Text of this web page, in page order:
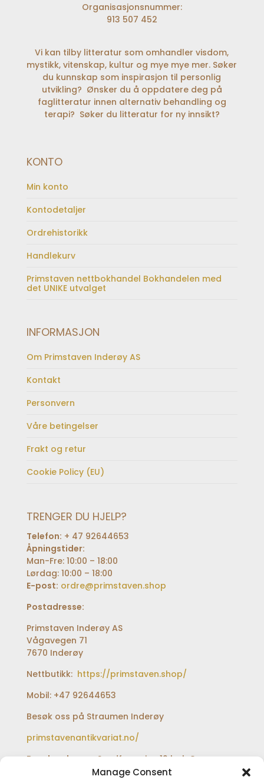
Manage Consent
Organisasjonsnummer:
913 507 452
Vi kan tilby litteratur som omhandler visdom,
mystikk, vitenskap, kultur og mye mye mer. Søker
du kunnskap som inspirasjon til personlig
utvikling? Ønsker du å oppdatere deg på
faglitteratur innen alternativ behandling og
terapi? Søker du litteratur for ny innsikt?
KONTO
Min konto
Kontodetaljer
Ordrehistorikk
Handlekurv
Primstaven nettbokhandel Bokhandelen med
det UNIKE utvalget
INFORMASJON
Om Primstaven Inderøy AS
Kontakt
Personvern
Våre betingelser
Frakt og retur
Cookie Policy (EU)
TRENGER DU HJELP?
Telefon: + 47 92644653
Åpningstider:
Man-Fre: 10:00 – 18:00
Lørdag: 10:00 – 18:00
E-post: ordre@primstaven.shop
Postadresse:
Primstaven Inderøy AS
Vågavegen 71
7670 Inderøy
Nettbutikk: https://primstaven.shop/
Mobil: +47 92644653
Besøk oss på Straumen Inderøy
primstavenantikvariat.no/
Besøksadresse:Sundfærveien 12 bak Coop
extra og Shell bensinstasjon